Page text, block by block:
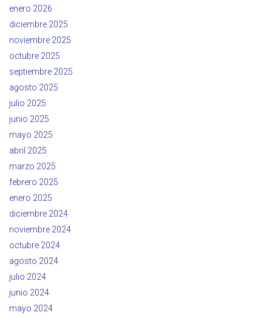
enero 2026
diciembre 2025
noviembre 2025
octubre 2025
septiembre 2025
agosto 2025
julio 2025
junio 2025
mayo 2025
abril 2025
marzo 2025
febrero 2025
enero 2025
diciembre 2024
noviembre 2024
octubre 2024
agosto 2024
julio 2024
junio 2024
mayo 2024